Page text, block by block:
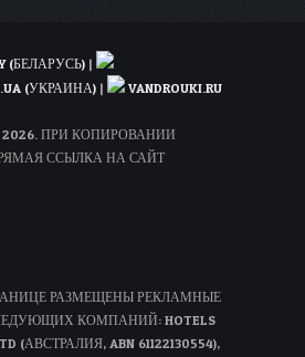
(БЕЛАРУСЬ) |
(УКРАИНА) |
VANDROUKI.RU
2026. ПРИ КОПИРОВАНИИ
ССЫЛКА НА САЙТ
РАЗМЕЩЕНЫ РЕКЛАМНЫЕ
КОМПАНИЙ: HOTELS
(АВСТРАЛИЯ, ABN 61122130554),